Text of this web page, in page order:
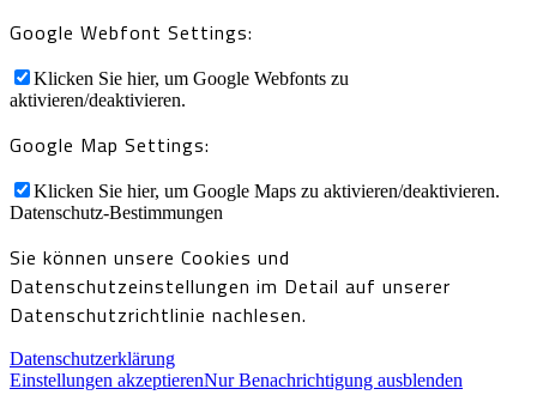
Google Webfont Settings:
Klicken Sie hier, um Google Webfonts zu
aktivieren/deaktivieren.
Google Map Settings:
Klicken Sie hier, um Google Maps zu aktivieren/deaktivieren.
Datenschutz-Bestimmungen
Sie können unsere Cookies und
Datenschutzeinstellungen im Detail auf unserer
Datenschutzrichtlinie nachlesen.
Datenschutzerklärung
Einstellungen akzeptierenNur Benachrichtigung ausblenden